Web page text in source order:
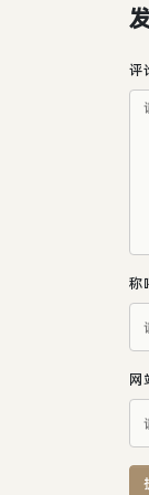
评
称
网